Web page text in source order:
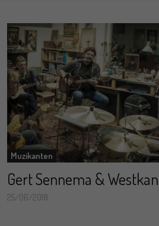
Muzikanten
Gert Sennema &
25/06/2018